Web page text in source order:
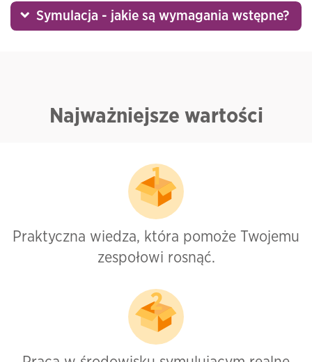
Symulacja - jakie są wymagania wstępne?
Najważniejsze wartości
Praktyczna wiedza, która pomoże Twojemu
zespołowi rosnąć.